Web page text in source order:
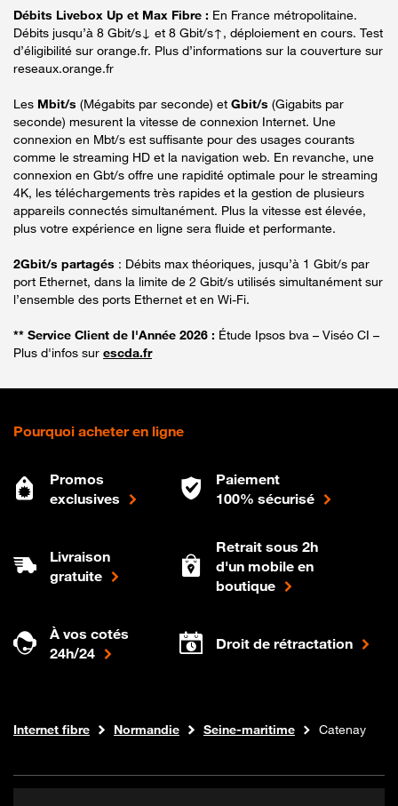
Débits Livebox Up et Max Fibre : En France métropolitaine.
Débits jusqu’à 8 Gbit/s↓ et 8 Gbit/s↑, déploiement en cours. Test
d’éligibilité sur orange.fr. Plus d’informations sur la couverture sur
reseaux.orange.fr
Les Mbit/s (Mégabits par seconde) et Gbit/s (Gigabits par
seconde) mesurent la vitesse de connexion Internet. Une
connexion en Mbt/s est suffisante pour des usages courants
comme le streaming HD et la navigation web. En revanche, une
connexion en Gbt/s offre une rapidité optimale pour le streaming
4K, les téléchargements très rapides et la gestion de plusieurs
appareils connectés simultanément. Plus la vitesse est élevée,
plus votre expérience en ligne sera fluide et performante.
2Gbit/s partagés : Débits max théoriques, jusqu’à 1 Gbit/s par
port Ethernet, dans la limite de 2 Gbit/s utilisés simultanément sur
l’ensemble des ports Ethernet et en Wi-Fi.
** Service Client de l'Année 2026 : Étude Ipsos bva – Viséo CI –
Plus d'infos sur escda.fr
Pourquoi acheter en ligne
Promos
exclusives
Paiement
100% sécurisé
Livraison
gratuite
Retrait sous 2h
d'un mobile en
boutique
À vos cotés
24h/24
Droit de rétractation
Boutique Orange
Internet fibre Normandie Seine-maritime Catenay